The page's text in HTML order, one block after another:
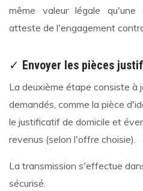
même valeur légale qu'une
atteste de l'engagement
✓ Envoyer les pièces
La deuxième étape consiste à
demandés, comme la pièce
le justificatif de domicile et
revenus (selon l'offre choisie).
La transmission s'effectue
sécurisé.